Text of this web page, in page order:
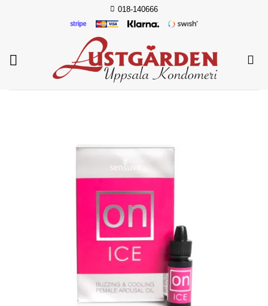
018-140666